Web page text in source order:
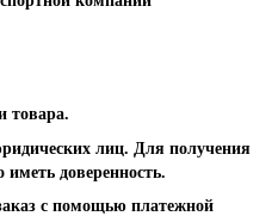
товара.
лиц. Для получения
иметь доверенность.
с помощью платежной